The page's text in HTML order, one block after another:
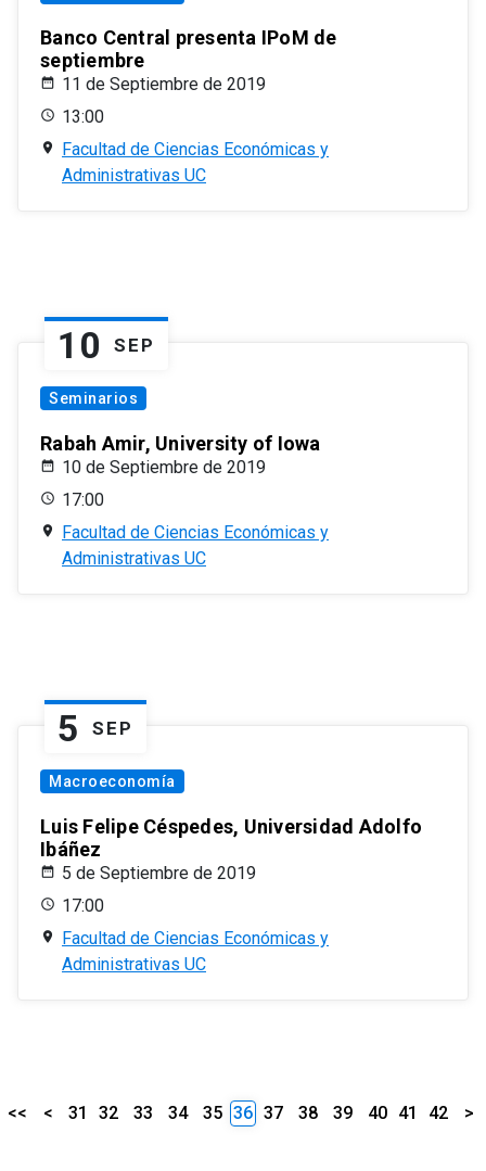
Banco Central presenta IPoM de
septiembre
11 de Septiembre de 2019
13:00
Facultad de Ciencias Económicas y
Administrativas UC
10 SEP
Seminarios
Rabah Amir, University of Iowa
10 de Septiembre de 2019
17:00
Facultad de Ciencias Económicas y
Administrativas UC
5 SEP
Macroeconomía
Luis Felipe Céspedes, Universidad Adolfo
Ibáñez
5 de Septiembre de 2019
17:00
Facultad de Ciencias Económicas y
Administrativas UC
<< < 31 32 33 34 35 36 37 38 39 40 41 42 >